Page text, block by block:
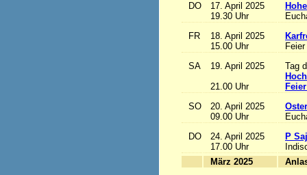
DO
17. April 2025
19.30 Uhr
FR
18. April 2025
15.00 Uhr
SA
19. April 2025
21.00 Uhr
Tag
SO
20. April 2025
09.00 Uhr
DO
24. April 2025
17.00 Uhr
P
März 2025